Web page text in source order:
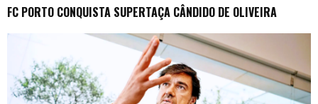
FC PORTO CONQUISTA SUPERTAÇA CÂNDIDO DE OLIVEIRA